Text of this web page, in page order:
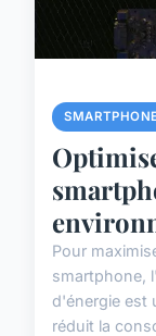
Pour
smartphone,
d'énergie est
réduit la